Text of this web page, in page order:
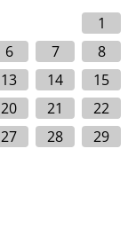
1
6 7
8
13 14
15
20 21
22
27 28
29